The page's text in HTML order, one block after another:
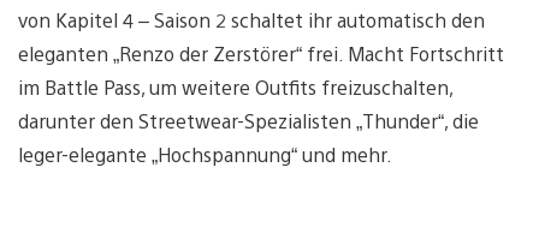
von Kapitel 4 – Saison 2 schaltet ihr automatisch den
eleganten „Renzo der Zerstörer“ frei. Macht Fortschritt
im Battle Pass, um weitere Outfits freizuschalten,
darunter den Streetwear-Spezialisten „Thunder“, die
leger-elegante „Hochspannung“ und mehr.